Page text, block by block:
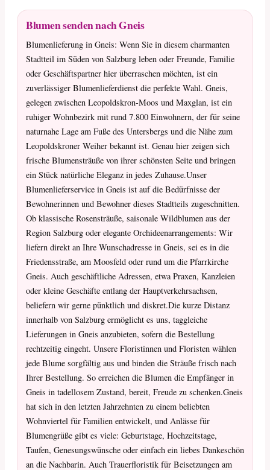
Blumen senden nach Gneis
Blumenlieferung in Gneis: Wenn Sie in diesem charmanten
Stadtteil im Süden von Salzburg leben oder Freunde, Familie
oder Geschäftspartner hier überraschen möchten, ist ein
zuverlässiger Blumenlieferdienst die perfekte Wahl. Gneis,
gelegen zwischen Leopoldskron-Moos und Maxglan, ist ein
ruhiger Wohnbezirk mit rund 7.800 Einwohnern, der für seine
naturnahe Lage am Fuße des Untersbergs und die Nähe zum
Leopoldskroner Weiher bekannt ist. Genau hier zeigen sich
frische Blumensträuße von ihrer schönsten Seite und bringen
ein Stück natürliche Eleganz in jedes Zuhause.Unser
Blumenlieferservice in Gneis ist auf die Bedürfnisse der
Bewohnerinnen und Bewohner dieses Stadtteils zugeschnitten.
Ob klassische Rosensträuße, saisonale Wildblumen aus der
Region Salzburg oder elegante Orchideenarrangements: Wir
liefern direkt an Ihre Wunschadresse in Gneis, sei es in die
Friedensstraße, am Moosfeld oder rund um die Pfarrkirche
Gneis. Auch geschäftliche Adressen, etwa Praxen, Kanzleien
oder kleine Geschäfte entlang der Hauptverkehrsachsen,
beliefern wir gerne pünktlich und diskret.Die kurze Distanz
innerhalb von Salzburg ermöglicht es uns, taggleiche
Lieferungen in Gneis anzubieten, sofern die Bestellung
rechtzeitig eingeht. Unsere Floristinnen und Floristen wählen
jede Blume sorgfältig aus und binden die Sträuße frisch nach
Ihrer Bestellung. So erreichen die Blumen die Empfänger in
Gneis in tadellosem Zustand, bereit, Freude zu schenken.Gneis
hat sich in den letzten Jahrzehnten zu einem beliebten
Wohnviertel für Familien entwickelt, und Anlässe für
Blumengrüße gibt es viele: Geburtstage, Hochzeitstage,
Taufen, Genesungswünsche oder einfach ein liebes Dankeschön
an die Nachbarin. Auch Trauerfloristik für Beisetzungen am